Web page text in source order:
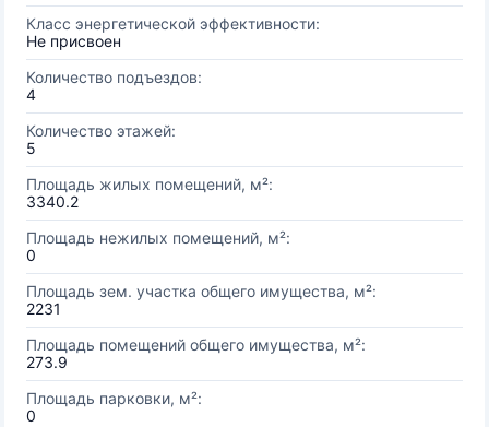
Класс энергетической эффективности:
Не присвоен
Количество подъездов:
4
Количество этажей:
5
Площадь жилых помещений, м²:
3340.2
Площадь нежилых помещений, м²:
0
Площадь зем. участка общего имущества, м²:
2231
Площадь помещений общего имущества, м²:
273.9
Площадь парковки, м²:
0